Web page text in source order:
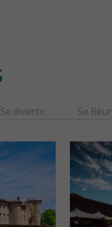
Se divertir Se